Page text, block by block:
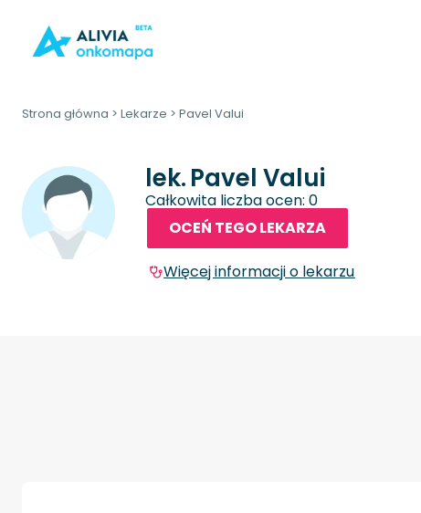
Strona główna > Lekarze > Pavel Valui
lek.Pavel Valui
Całkowita liczba ocen: 0
OCEŃ TEGO LEKARZA
Więcej informacji o lekarzu